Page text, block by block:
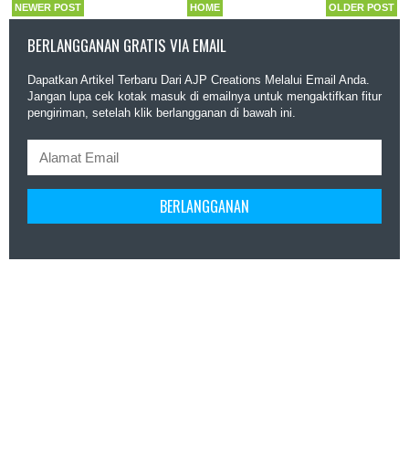
NEWER POST OLDER POST
HOME
BERLANGGANAN GRATIS VIA EMAIL
Dapatkan Artikel Terbaru Dari AJP Creations Melalui Email Anda.
Jangan lupa cek kotak masuk di emailnya untuk mengaktifkan fitur
pengiriman, setelah klik berlangganan di bawah ini.